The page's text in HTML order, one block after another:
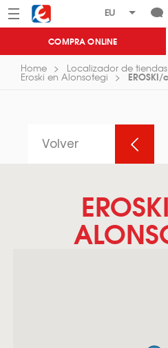
Menú Eroski
COMPRA ONLINE
Home Localizador de tiendas
Eroski en Alonsotegi EROSKI/
Volver